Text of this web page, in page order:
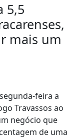
5,5
mais um
feira a
Travassos ao
negócio que
de uma